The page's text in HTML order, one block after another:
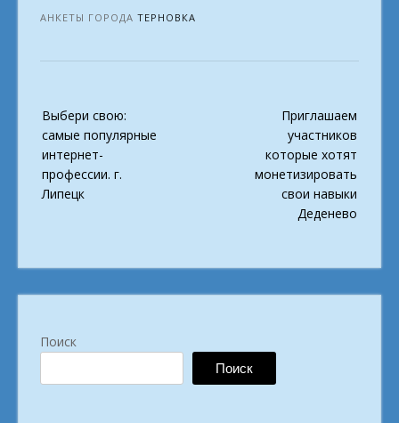
АНКЕТЫ ГОРОДА ТЕРНОВКА
navigation
Выбери свою:
самые популярные
интернет-
профессии. г.
Липецк
Приглашаем
участников
которые хотят
монетизировать
свои навыки
Деденево
Поиск
Поиск